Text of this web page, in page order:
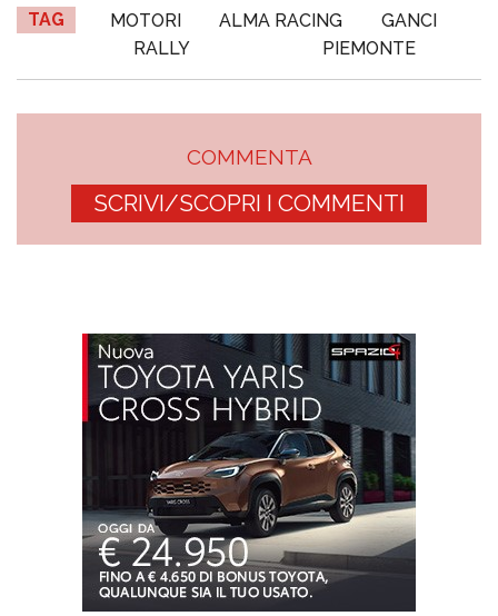
TAG MOTORI ALMA RACING
GANCI
RALLY
PIEMONTE
COMMENTA
SCRIVI/SCOPRI I COMMENTI